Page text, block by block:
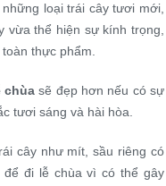
loại trái cây tươi mới,
vừa thể hiện sự kính trọng,
thực phẩm.
chùa sẽ đẹp hơn nếu có sự
tươi sáng và hài hòa.
cây như mít, sầu riêng có
đi lễ chùa vì có thể gây